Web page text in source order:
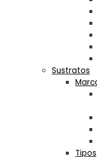
Sustratos
Tipos